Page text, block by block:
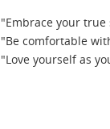
"Embrace your true
"Be comfortable
"Love yourself as